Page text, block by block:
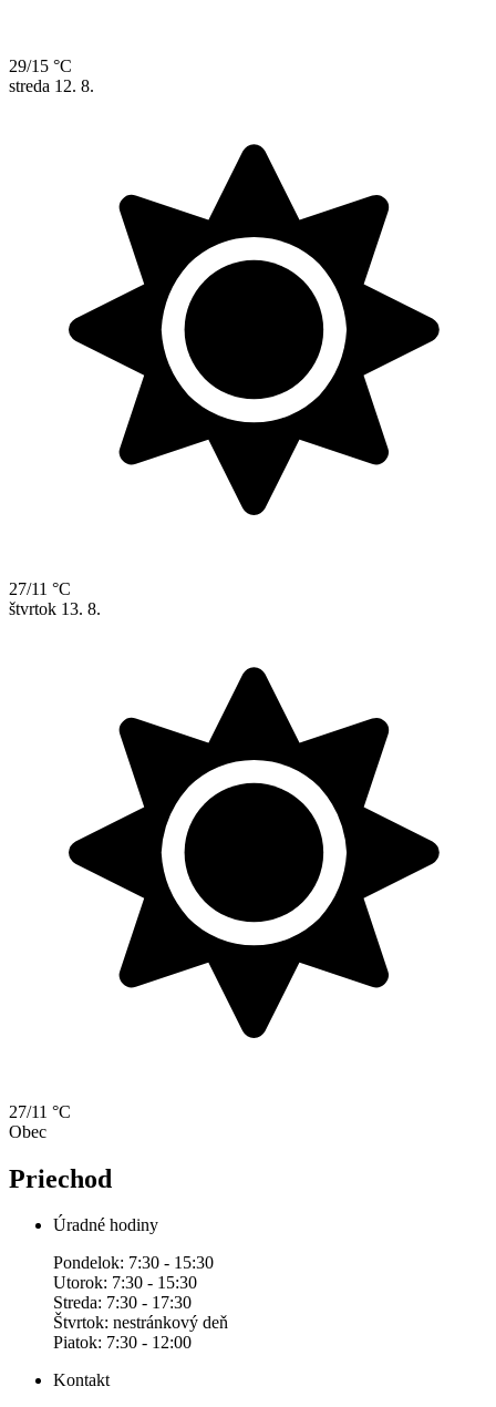
29/15 °C
streda 12. 8.
27/11 °C
štvrtok 13. 8.
27/11 °C
Obec
Priechod
Úradné hodiny
Pondelok: 7:30 - 15:30
Utorok: 7:30 - 15:30
Streda: 7:30 - 17:30
Štvrtok: nestránkový deň
Piatok: 7:30 - 12:00
Kontakt